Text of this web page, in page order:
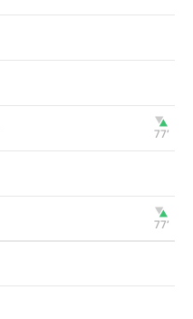
77‎’‎
77‎’‎